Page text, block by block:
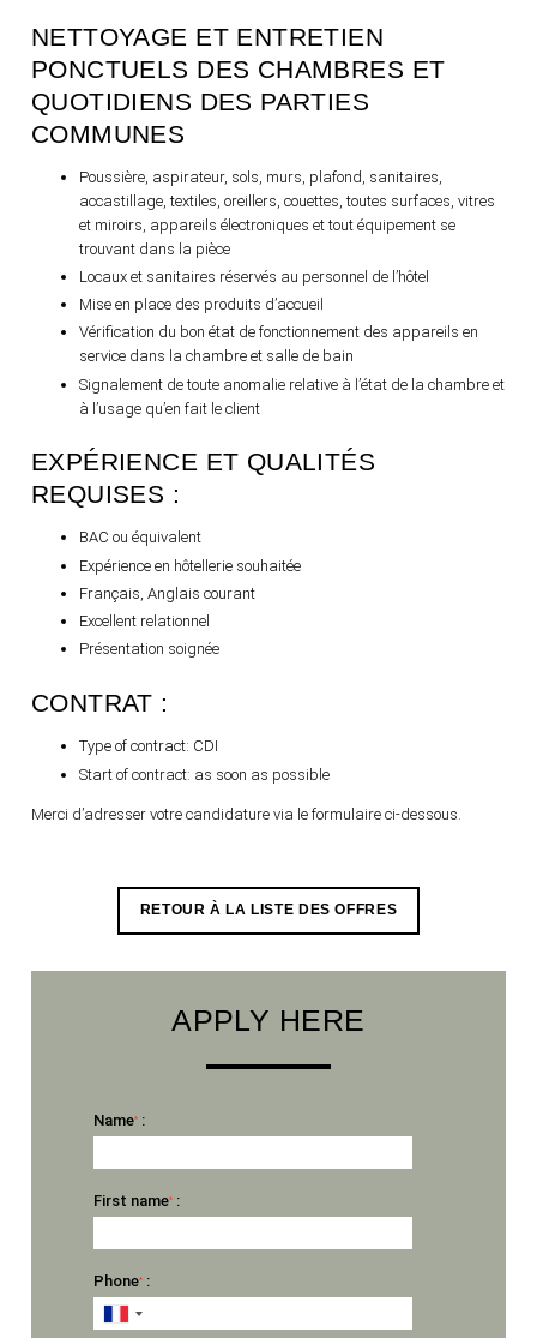
NETTOYAGE ET ENTRETIEN
PONCTUELS DES CHAMBRES ET
QUOTIDIENS DES PARTIES
COMMUNES
Poussière, aspirateur, sols, murs, plafond, sanitaires,
accastillage, textiles, oreillers, couettes, toutes surfaces, vitres
et miroirs, appareils électroniques et tout équipement se
trouvant dans la pièce
Locaux et sanitaires réservés au personnel de l’hôtel
Mise en place des produits d’accueil
Vérification du bon état de fonctionnement des appareils en
service dans la chambre et salle de bain
Signalement de toute anomalie relative à l’état de la chambre et
à l’usage qu’en fait le client
EXPÉRIENCE ET QUALITÉS
REQUISES :
BAC ou équivalent
Expérience en hôtellerie souhaitée
Français, Anglais courant
Excellent relationnel
Présentation soignée
CONTRAT :
Type of contract: CDI
Start of contract: as soon as possible
Merci d’adresser votre candidature via le formulaire ci-dessous.
RETOUR À LA LISTE DES OFFRES
APPLY HERE
Name* :
First name* :
Phone* :
HOME
OUR COLLECTION
OUR SKILLS
OUR REALIZATIONS
RECRUITMENT
CONTACT